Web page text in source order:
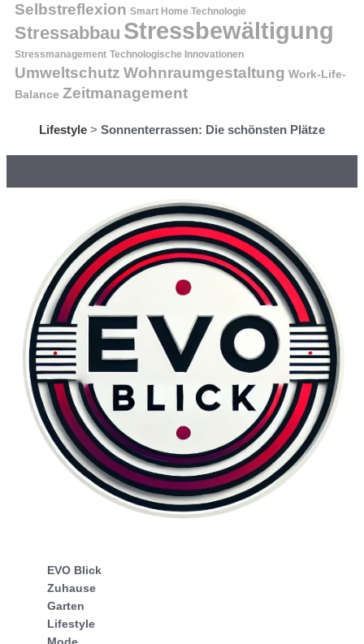
Selbstreflexion Smart Home Technologie
Stressabbau Stressbewältigung
Stressmanagement Technologische Innovationen
Umweltschutz Wohnraumgestaltung Work-Life-
Balance Zeitmanagement
Lifestyle > Sonnenterrassen: Die schönsten Plätze
EVO Blick
Zuhause
Garten
Lifestyle
Mode